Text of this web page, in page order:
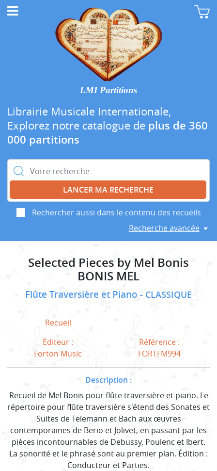
LMI Partitions
Librairie Musicale Internationale,
Explorez notre catalogue de plus de 360
000 partitions
Rechercher :
Rechercher aussi dans le contenu des recueils
Recherche avancée
Selected Pieces by Mel Bonis
BONIS MEL
Flûte Traversière et Piano CLASSIQUE
Recueil
Éditeur :
Forton Music
Référence :
FORTFM994
Description :
Recueil de Mel Bonis pour flûte traversière et piano. Le
répertoire pour flûte traversière s'étend des Sonates et
Suites de Telemann et Bach aux œuvres
contemporaines de Berio et Jolivet, en passant par les
pièces incontournables de Debussy, Poulenc et Ibert.
La sonorité et le phrasé sont au premier plan. Édition :
Conducteur et Parties.